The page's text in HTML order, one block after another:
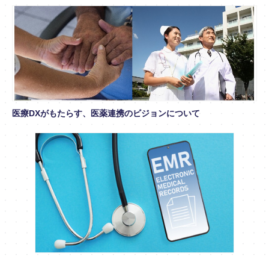
医療DXがもたらす、医薬連携のビジョンについて